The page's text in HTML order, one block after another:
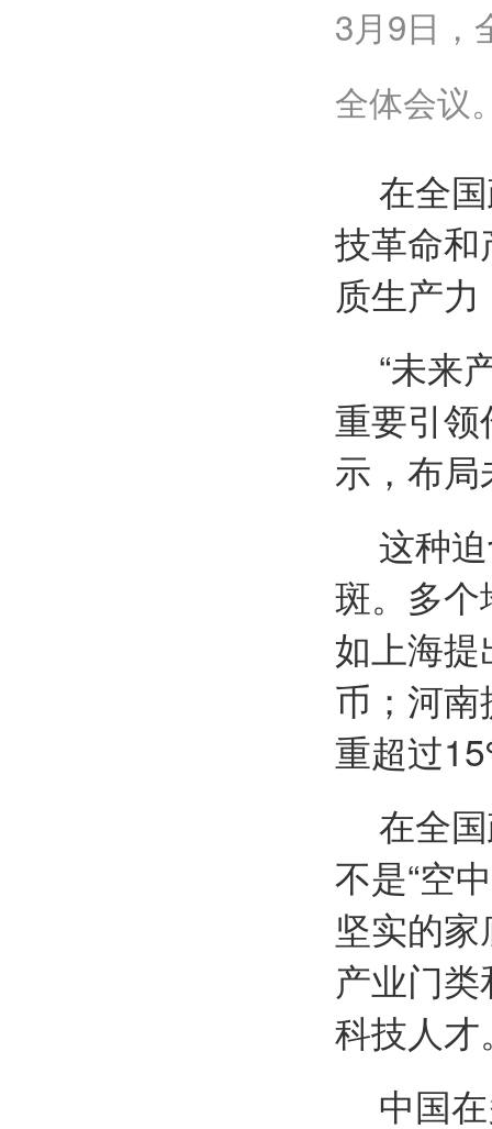
3月9日，
全体会议
在全
技革命
质生产
“未来
重要引领
示，布
这种
斑。多
如上海
币；河
重超过
在全
不是“空
坚实的
产业门
科技人才
中国